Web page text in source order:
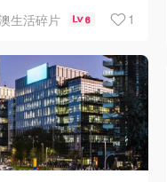
生活碎片 6 1